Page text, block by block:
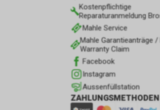
Kostenpflichtige
Reparaturanmeldung
Mahle Service
Mahle Garantieanträge /
Warranty Claim
Facebook
Instagram
Aussenfüllstation
ZAHLUNGSMETHODEN